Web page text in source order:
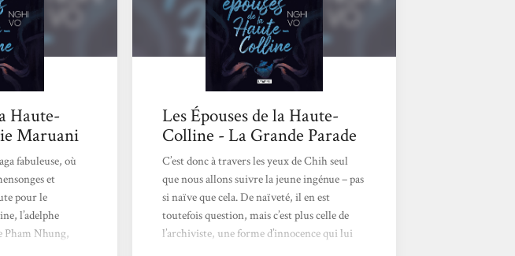
Haute-
Maruani
fabuleuse, où
et
pour le
l’adelphe
Pham Nhung,
Les Épouses de la Haute-
Colline - La Grande Parade
C’est donc à travers les yeux de Chih seul
que nous allons suivre la jeune ingénue – pas
si naïve que cela. De naïveté, il en est
toutefois question, mais c’est plus celle de
l’archiviste, une forme d’innocence qui lui